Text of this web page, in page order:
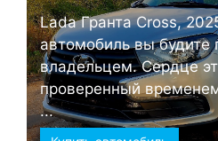
Lada Гранта Cross,
автомобиль вы будите
владельцем. Сердце
проверенный
...